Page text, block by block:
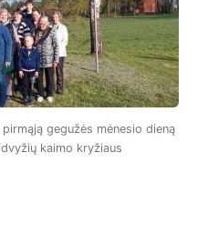
gegužės mėnesio dieną
kaimo kryžiaus